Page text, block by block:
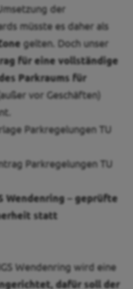
der
müsste es daher als
gelten. Doch unser
für eine vollständige
Parkraums für
(außer vor Geschäften)
Parkregelungen TU
Parkregelungen TU
Wendenring – geprüfte
statt
Wendenring wird eine
dafür soll der